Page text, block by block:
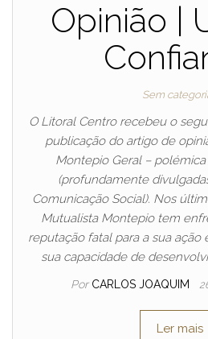
Opinião |
Sem
O Litoral Centro recebeu o
publicação do artigo de
Montepio Geral –
(profundamente
Comunicação Social). Nos
Mutualista Montepio tem
reputação fatal para a sua ação
sua capacidade de
Por CARLOS JOAQUIM
Ler mais